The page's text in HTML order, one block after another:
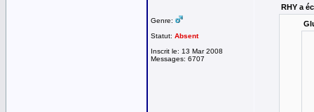
Genre:
Statut: Absent
Inscrit le: 13 Mar 2008
Messages: 6707
RHY a